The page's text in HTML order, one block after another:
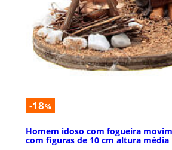
-18%
Homem idoso com fogueira
com figuras de 10 cm altura média